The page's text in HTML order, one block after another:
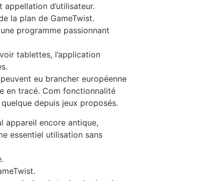
d’utilisateur.
la plan de GameTwist.
programme passionnant
tablettes, l’application
eu brancher européenne
en tracé. Com fonctionnalité
depuis jeux proposés.
appareil encore antique,
essentiel utilisation sans